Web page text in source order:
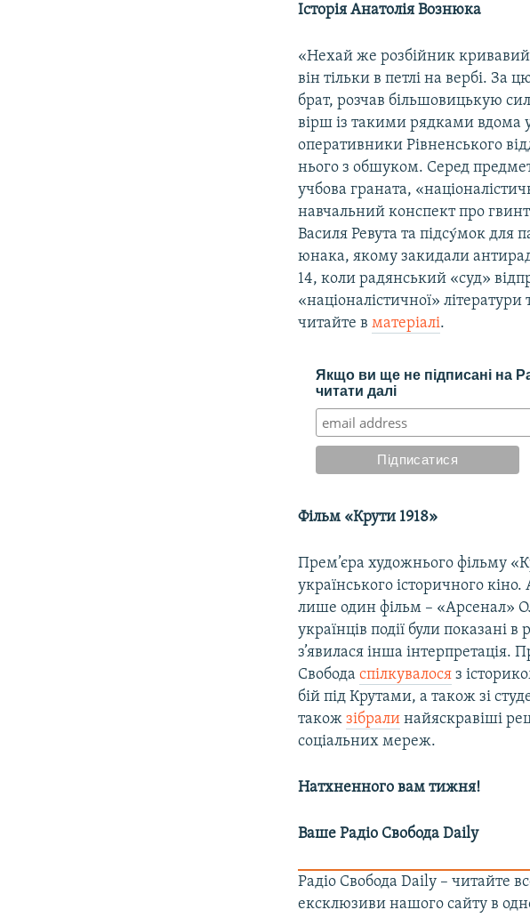
Історія Анатолія Вознюка
«Нехай же розбійник кривавий,
він тільки в петлі на вербі.
брат, розчав більшовицькую
вірш із такими рядками вдома
оперативники Рівненського
нього з обшуком. Серед
учбова граната,
навчальний конспект про
Василя Ревута та підсýмок для
юнака, якому закидали
14, коли радянський «суд»
«націоналістичної»
читайте вматеріалі.
Якщо ви ще не підписані на
читати далі
Фільм «Крути 1918»
Прем’єра художнього фільму
українського історичного кіно.
лише один фільм – «Арсенал»
українців події були показані
з’явилася інша інтерпретація.
Свободаспілкувалося з
бій під Крутами, а також зі
такожзібрали найяскравіші
соціальних мереж.
Натхненного вам тижня!
Ваше Радіо Свобода Daily
Радіо Свобода Daily – читайте
ексклюзиви нашого сайту в